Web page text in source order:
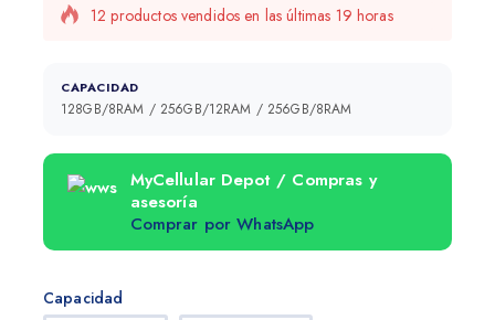
12 productos vendidos en las últimas 19 horas
CAPACIDAD
128GB/8RAM / 256GB/12RAM / 256GB/8RAM
MyCellular Depot / Compras y
asesoría
Comprar por WhatsApp
Capacidad